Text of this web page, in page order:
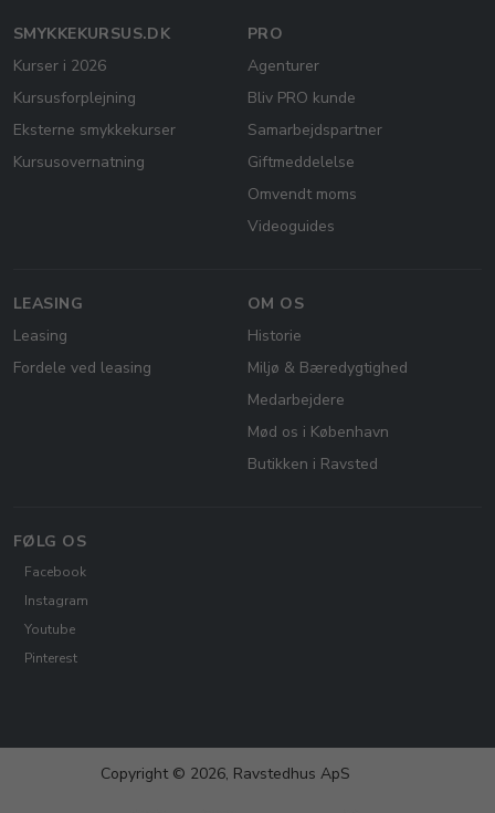
SMYKKEKURSUS.DK
Kurser i 2026
Kursusforplejning
Eksterne smykkekurser
Kursusovernatning
PRO
Agenturer
Bliv PRO kunde
Samarbejdspartner
Giftmeddelelse
Omvendt moms
Videoguides
LEASING
Leasing
Fordele ved leasing
OM OS
Historie
Miljø & Bæredygtighed
Medarbejdere
Mød os i København
Butikken i Ravsted
FØLG OS
Facebook
Instagram
Youtube
Pinterest
Copyright © 2026, Ravstedhus ApS